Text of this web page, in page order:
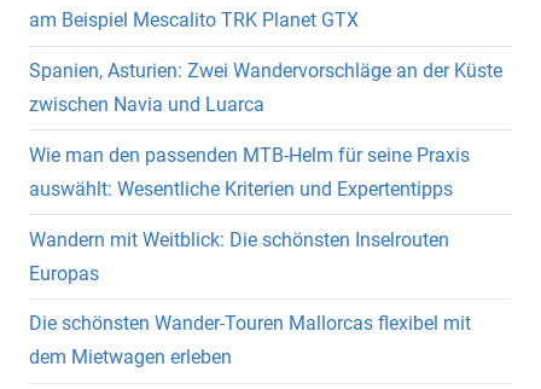
am Beispiel Mescalito TRK Planet GTX
Spanien, Asturien: Zwei Wandervorschläge an der Küste
zwischen Navia und Luarca
Wie man den passenden MTB-Helm für seine Praxis
auswählt: Wesentliche Kriterien und Expertentipps
Wandern mit Weitblick: Die schönsten Inselrouten
Europas
Die schönsten Wander-Touren Mallorcas flexibel mit
dem Mietwagen erleben